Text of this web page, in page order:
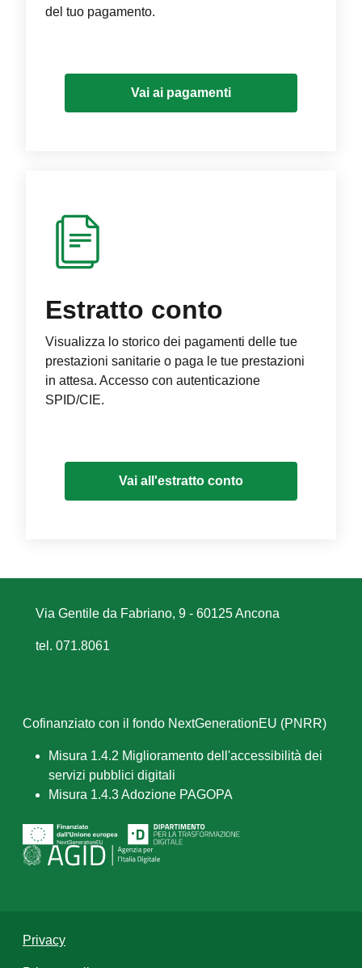
del tuo pagamento.
Vai ai pagamenti
Estratto conto
Visualizza lo storico dei pagamenti delle tue
prestazioni sanitarie o paga le tue prestazioni
in attesa. Accesso con autenticazione
SPID/CIE.
Vai all'estratto conto
Via Gentile da Fabriano, 9 - 60125 Ancona
tel. 071.8061
Cofinanziato con il fondo NextGenerationEU (PNRR)
Misura 1.4.2 Miglioramento dell'accessibilità dei
servizi pubblici digitali
Misura 1.4.3 Adozione PAGOPA
Privacy